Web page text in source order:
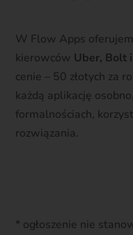
W Flow Apps
kierowców Uber, Bolt
cenie – 50 złotych za
każdą aplikację
formalnościach,
rozwiązania.
* ogłoszenie nie